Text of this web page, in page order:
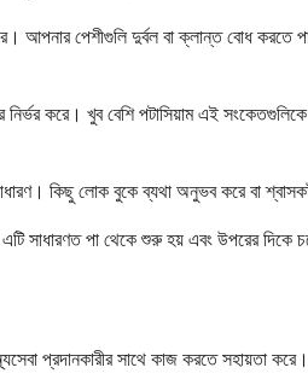
পেশীগুলি দুর্বল বা ক্লান্ত বোধ করতে
নির্ভর করে। খুব বেশি পটাসিয়াম এই
কিছু লোক বুকে ব্যথা অনুভব করে বা
এটি সাধারণত পা থেকে শুরু হয় এবং উপরের
প্রদানকারীর সাথে কাজ করতে সহায়তা